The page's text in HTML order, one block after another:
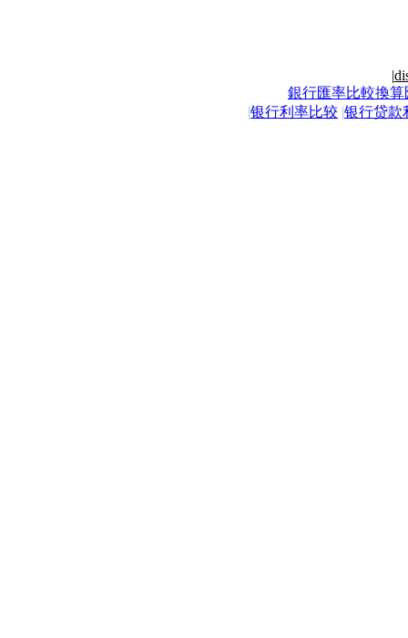
|
銀行匯率比較換算
|银行利率比较 |银行贷款